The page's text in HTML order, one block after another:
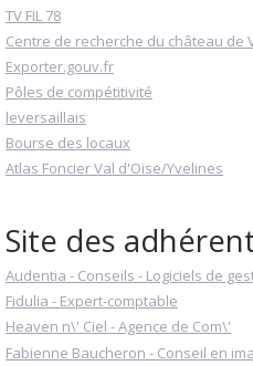
TV FIL 78
Centre de recherche du château de
Exporter.gouv.fr
Pôles de compétitivité
leversaillais
Bourse des locaux
Atlas Foncier Val d'Oise/Yvelines
Site des
Audentia - Conseils - Logiciels de
Fidulia - Expert-comptable
Heaven n\' Ciel - Agence de Com\'
Fabienne Baucheron - Conseil en